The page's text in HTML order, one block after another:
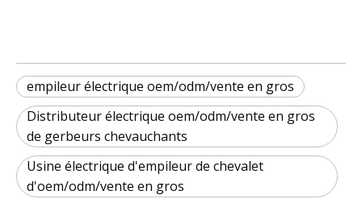
empileur électrique oem/odm/vente en gros
Distributeur électrique oem/odm/vente en gros
de gerbeurs chevauchants
Usine électrique d'empileur de chevalet
d'oem/odm/vente en gros